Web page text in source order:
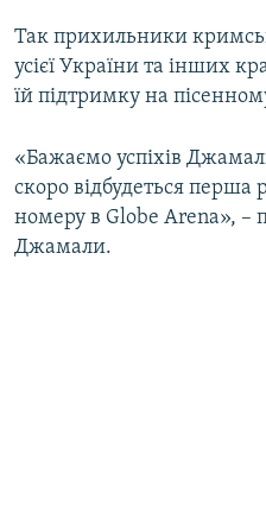
Так прихильники
усієї України та інших
їй підтримку на
«Бажаємо успіхів
скоро відбудеться перша
номеру в Globe Arena», –
Джамали.